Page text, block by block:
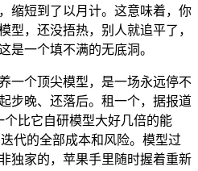
缩短到了以月计。这意味着，你
型，还没捂热，别人就追平了，
是一个填不满的无底洞。
一个顶尖模型，是一场永远停不
步晚、还落后。租一个，据报道
比它自研模型大好几倍的能
代的全部成本和风险。模型过
独家的，苹果手里随时握着重新